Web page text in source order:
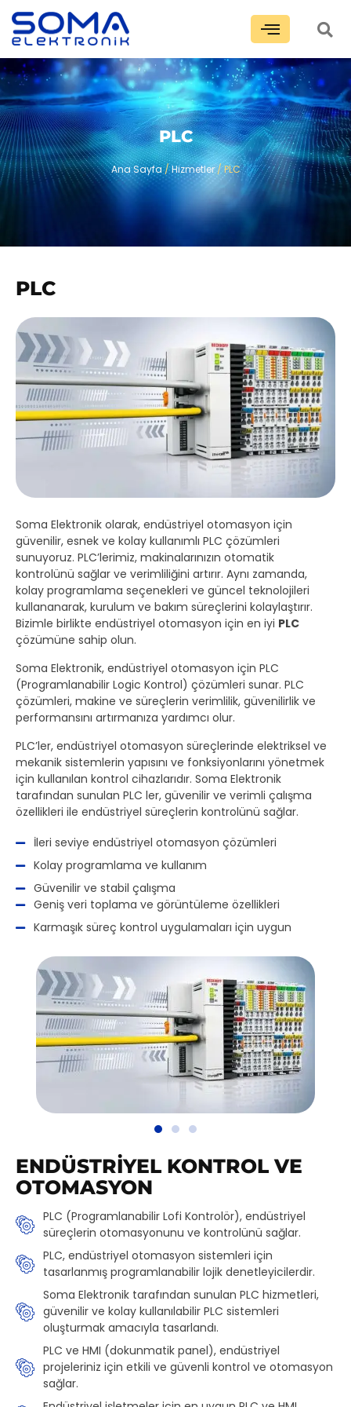
PLC
Ana Sayfa/Hizmetler/ PLC
PLC
Soma Elektronik olarak, endüstriyel otomasyon için
güvenilir, esnek ve kolay kullanımlı PLC çözümleri
sunuyoruz. PLC’lerimiz, makinalarınızın otomatik
kontrolünü sağlar ve verimliliğini artırır. Aynı zamanda,
kolay programlama seçenekleri ve güncel teknolojileri
kullananarak, kurulum ve bakım süreçlerini kolaylaştırır.
Bizimle birlikte endüstriyel otomasyon için en iyi PLC
çözümüne sahip olun.
Soma Elektronik, endüstriyel otomasyon için PLC
(Programlanabilir Logic Kontrol) çözümleri sunar. PLC
çözümleri, makine ve süreçlerin verimlilik, güvenilirlik ve
performansını artırmanıza yardımcı olur.
PLC’ler, endüstriyel otomasyon süreçlerinde elektriksel ve
mekanik sistemlerin yapısını ve fonksiyonlarını yönetmek
için kullanılan kontrol cihazlarıdır. Soma Elektronik
tarafından sunulan PLC ler, güvenilir ve verimli çalışma
özellikleri ile endüstriyel süreçlerin kontrolünü sağlar.
İleri seviye endüstriyel otomasyon çözümleri
Kolay programlama ve kullanım
Güvenilir ve stabil çalışma
Geniş veri toplama ve görüntüleme özellikleri
Karmaşık süreç kontrol uygulamaları için uygun
ENDÜSTRIYEL KONTROL VE
OTOMASYON
PLC (Programlanabilir Lofi Kontrolör), endüstriyel
süreçlerin otomasyonunu ve kontrolünü sağlar.
PLC, endüstriyel otomasyon sistemleri için
tasarlanmış programlanabilir lojik denetleyicilerdir.
Soma Elektronik tarafından sunulan PLC hizmetleri,
güvenilir ve kolay kullanılabilir PLC sistemleri
oluşturmak amacıyla tasarlandı.
PLC ve HMI (dokunmatik panel), endüstriyel
projeleriniz için etkili ve güvenli kontrol ve otomasyon
sağlar.